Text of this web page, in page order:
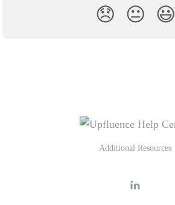
😞 😐 😃
Additional Resources